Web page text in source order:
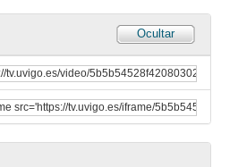
Ocultar